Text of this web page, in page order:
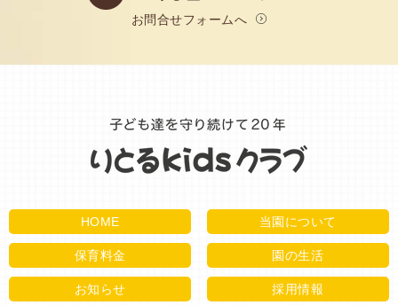
お問合せフォームへ
HOME 当園について
保育料金 園の生活
お知らせ 採用情報